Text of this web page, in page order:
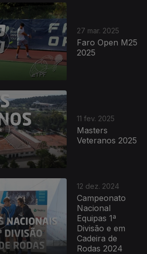
27 mar. 2025
Faro Open M25
2025
11 fev. 2025
Masters
Veteranos 2025
12 dez. 2024
Campeonato
Nacional
Equipas 1ª
Divisão e em
Cadeira de
Rodas 2024